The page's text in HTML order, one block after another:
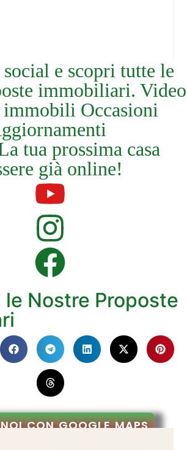
e scopri tutte le
immobiliari. Video
Occasioni
tua prossima casa
già online!
Nostre Proposte
CON GOOGLE MAPS